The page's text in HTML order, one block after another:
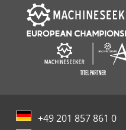
+49 201 857 861 0